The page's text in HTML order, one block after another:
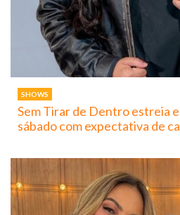
SHOWS
Sem Tirar de Dentro estreia
sábado com expectativa de